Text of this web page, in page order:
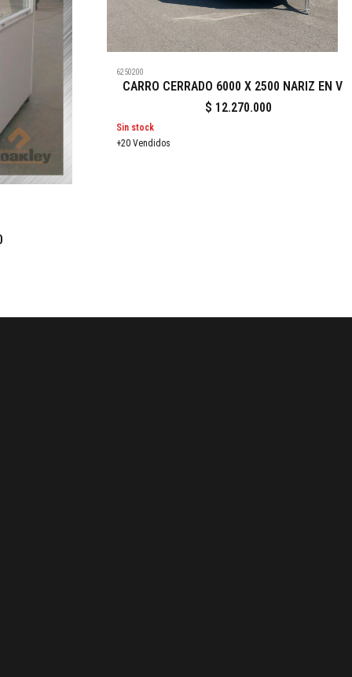
6250200
CARRO CERRADO 6000 X 2500 NARIZ EN V
$ 12.270.000
Sin stock
+20 Vendidos